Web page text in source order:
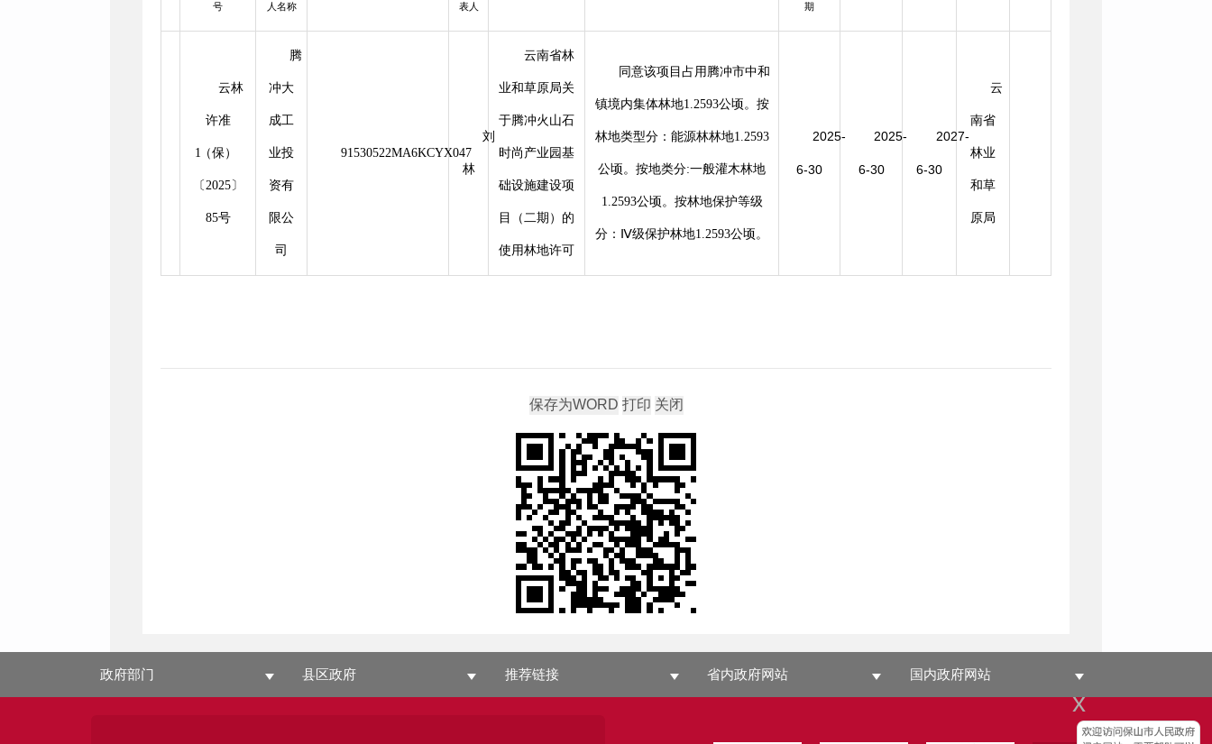
x
号 人名称 表人 期
1
云林
许准
（保）
〔2025〕
85号
腾
冲大
成工
业投
资有
限公
司
91530522MA6KCYX047
刘
林
云南省林
业和草原局关
于腾冲火山石
时尚产业园基
础设施建设项
目（二期）的
使用林地许可
同意该项目占用腾冲市中和
镇境内集体林地1.2593公顷。按
林地类型分：能源林林地1.2593
公顷。按地类分:一般灌木林地
1.2593公顷。按林地保护等级
分：Ⅳ级保护林地1.2593公顷。
2025-
6-30
2025-
6-30
2027-
6-30
云
南省
林业
和草
原局
政府部门 县区政府 推荐链接 省内政府网站 国内政府网站